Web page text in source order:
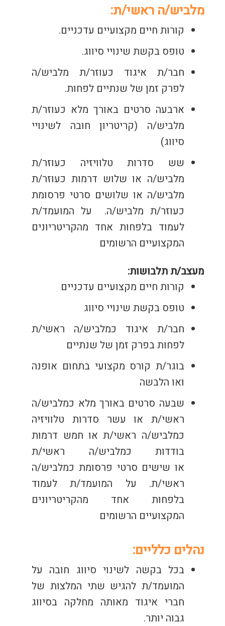
מלביש/ה ראשי/ת:
קורות חיים מקצועיים עדכניים.
טופס בקשת שינויי סיווג.
חבר/ת איגוד כעוזר/ת מלביש/ה
לפרק זמן של שנתיים לפחות.
ארבעה סרטים באורך מלא כעוזר/ת
מלביש/ה (קריטריון חובה לשינויי
סיווג)
שש סדרות טלוויזיה כעוזר/ת
מלביש/ה או שלוש דרמות כעוזר/ת
מלביש/ה או שלושים סרטי פרסומת
כעוזר/ת מלביש/ה. על המועמד/ת
לעמוד בלפחות אחד מהקריטריונים
המקצועיים הרשומים
מעצב/ת תלבושות:
קורות חיים מקצועיים עדכניים
טופס בקשת שינויי סיווג
חבר/ת איגוד כמלביש/ה ראשי/ת
לפחות בפרק זמן של שנתיים
בוגר/ת קורס מקצועי בתחום אופנה
ואו הלבשה
שבעה סרטים באורך מלא כמלביש/ה
ראשי/ת או עשר סדרות טלוויזיה
כמלביש/ה ראשי/ת או חמש דרמות
בודדות כמלביש/ה ראשי/ת
או שישים סרטי פרסומת כמלביש/ה
ראשי/ת. על המועמד/ת לעמוד
בלפחות אחד מהקריטריונים
המקצועיים הרשומים
נהלים כלליים:
בכל בקשה לשינוי סיווג חובה על
המועמד/ת להגיש שתי המלצות של
חברי איגוד מאותה מחלקה בסיווג
גבוה יותר.